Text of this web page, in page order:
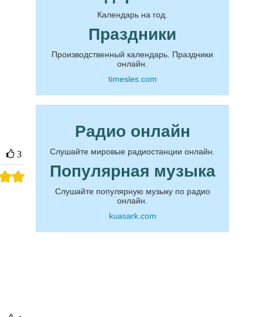
3
Календарь на год.
Праздники
Производственный календарь. Праздники
онлайн.
timesles.com
Радио онлайн
Слушайте мировые радиостанции онлайн.
Популярная музыка
Слушайте популярную музыку по радио
онлайн.
kuasark.com